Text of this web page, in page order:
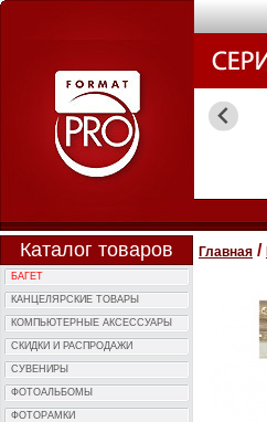
Каталог товаров
БАГЕТ
КАНЦЕЛЯРСКИЕ ТОВАРЫ
КОМПЬЮTЕРНЫЕ АКСЕССУАРЫ
СКИДКИ И РАСПРОДАЖИ
СУВЕНИРЫ
ФОТОAЛЬБОМЫ
ФОТОPАМКИ
Главная /